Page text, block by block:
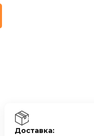
Доставка: